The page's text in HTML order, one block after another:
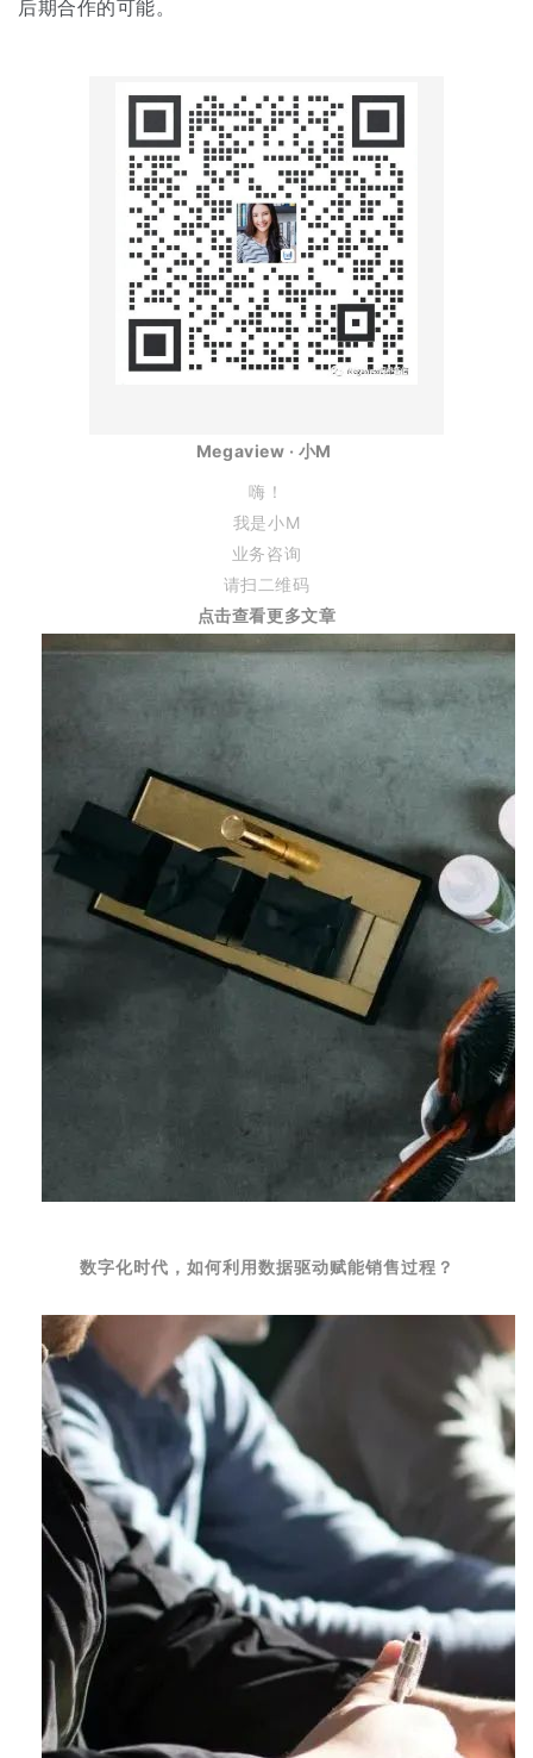
后期合作的可能。
Megaview · 小M
嗨！
我是小M
业务咨询
请扫二维码
点击查看更多文章
数字化时代，如何利用数据驱动赋能销售过程？